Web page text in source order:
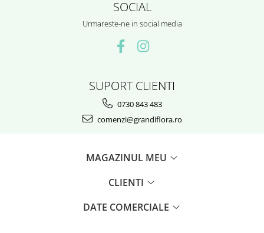
SOCIAL
Urmareste-ne in social media
SUPORT CLIENTI
0730 843 483
comenzi@grandiflora.ro
MAGAZINUL MEU
CLIENTI
DATE COMERCIALE